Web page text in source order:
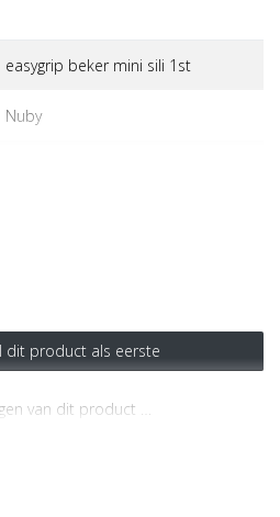
easygrip beker mini sili 1st
nuby
dit product als eerste
van dit product …